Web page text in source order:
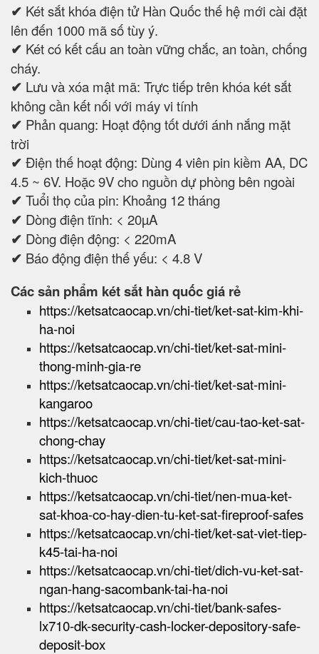
✔ Két sắt khóa điện tử Hàn Quốc thế hệ mới cài đặt
lên đến 1000 mã số tùy ý.
✔ Két có kết cấu an toàn vững chắc, an toàn, chống
cháy.
✔ Lưu và xóa mật mã: Trực tiếp trên khóa két sắt
không cần kết nối với máy vi tính
✔ Phản quang: Hoạt động tốt dưới ánh nắng mặt
trời
✔ Điện thế hoạt động: Dùng 4 viên pin kiềm AA, DC
4.5 ~ 6V. Hoặc 9V cho nguồn dự phòng bên ngoài
✔ Tuổi thọ của pin: Khoảng 12 tháng
✔ Dòng điện tĩnh: < 20µA
✔ Dòng điện động: < 220mA
✔ Báo động điện thế yếu: < 4.8 V
Các sản phẩm két sắt hàn quốc giá rẻ
https://ketsatcaocap.vn/chi-tiet/ket-sat-kim-khi-
ha-noi
https://ketsatcaocap.vn/chi-tiet/ket-sat-mini-
thong-minh-gia-re
https://ketsatcaocap.vn/chi-tiet/ket-sat-mini-
kangaroo
https://ketsatcaocap.vn/chi-tiet/cau-tao-ket-sat-
chong-chay
https://ketsatcaocap.vn/chi-tiet/ket-sat-mini-
kich-thuoc
https://ketsatcaocap.vn/chi-tiet/nen-mua-ket-
sat-khoa-co-hay-dien-tu-ket-sat-fireproof-safes
https://ketsatcaocap.vn/chi-tiet/ket-sat-viet-tiep-
k45-tai-ha-noi
https://ketsatcaocap.vn/chi-tiet/dich-vu-ket-sat-
ngan-hang-sacombank-tai-ha-noi
https://ketsatcaocap.vn/chi-tiet/bank-safes-
lx710-dk-security-cash-locker-depository-safe-
deposit-box